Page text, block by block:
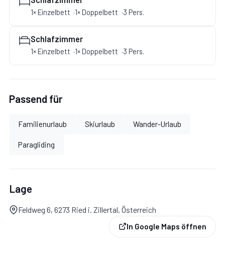
Berg-Profis können sich eher auf einer Wandertour von
beweisen. In einem Sommer- oder Winterurlaub in Ried
im Zillertal lassen sich Entspannung und Aktivsein somit
1× Einzelbett 1× Doppelbett 3 Pers.
Schlafzimmer
1× Einzelbett 1× Doppelbett 3 Pers.
Passend für
Familienurlaub Skiurlaub Wander-Urlaub
Paragliding
Lage
Feldweg 6, 6273 Ried i. Zillertal, Österreich
In Google Maps öffnen